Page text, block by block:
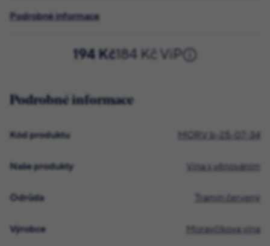
Podrobné informace
194 Kč184 Kč ViP
Podrobné informace
Kód produktu MORV b-25-07-34
Naše produkty Vína s věnováním
Odrůda Tramín červený
Výrobce Moravčíkova vína